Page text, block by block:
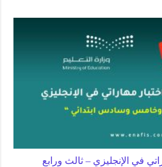
في الإنجليزي – ثالث ورابع